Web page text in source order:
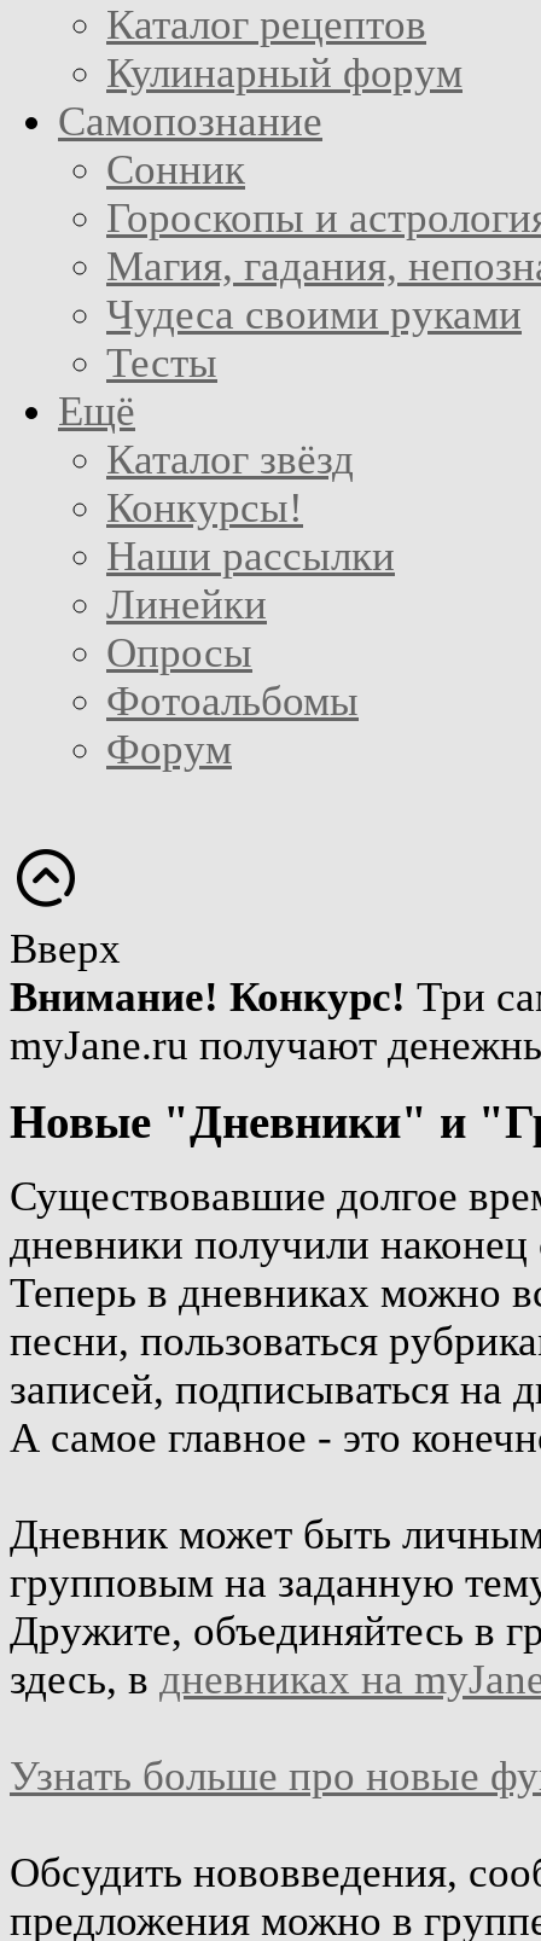
Каталог рецептов
Кулинарный форум
Самопознание
Сонник
Гороскопы и
Магия, гадания,
Чудеса своими руками
Тесты
Ещё
Каталог звёзд
Конкурсы!
Наши рассылки
Линейки
Опросы
Фотоальбомы
Форум
Вверх
Внимание! Конкурс! Три
myJane.ru получают
Новые "Дневники" и
Существовавшие долгое
дневники получили наконец
Теперь в дневниках можно
песни, пользоваться
записей, подписываться на
А самое главное - это
Дневник может быть
групповым на заданную
Дружите, объединяйтесь в
здесь, в дневниках на
Узнать больше про новые
Обсудить нововведения,
предложения можно в